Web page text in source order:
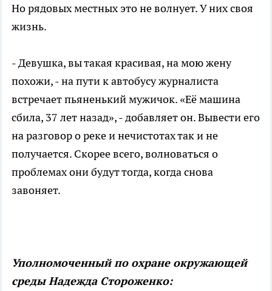
Но рядовых местных это не волнует. У них своя
жизнь.
- Девушка, вы такая красивая, на мою жену
похожи, - на пути к автобусу журналиста
встречает пьяненький мужичок. «Её машина
сбила, 37 лет назад», - добавляет он. Вывести его
на разговор о реке и нечистотах так и не
получается. Скорее всего, волноваться о
проблемах они будут тогда, когда снова
завоняет.
Уполномоченный по охране окружающей
среды Надежда Стороженко: